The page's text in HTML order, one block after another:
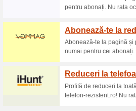
14 zile
58% a